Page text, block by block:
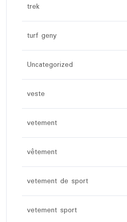
trek
turf geny
Uncategorized
veste
vetement
vêtement
vetement de sport
vetement sport